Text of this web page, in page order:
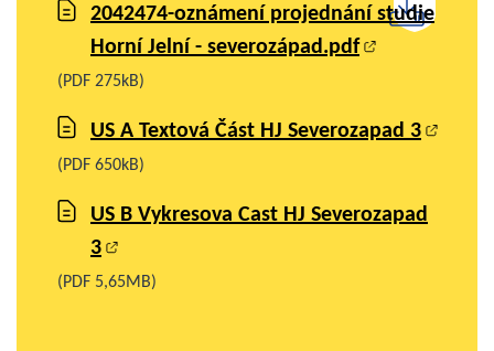
2042474-oznámení projednání studie
Horní Jelní - severozápad.pdf
(PDF 275kB)
US A Textová Část HJ Severozapad 3
(PDF 650kB)
US B Vykresova Cast HJ Severozapad
3
(PDF 5,65MB)